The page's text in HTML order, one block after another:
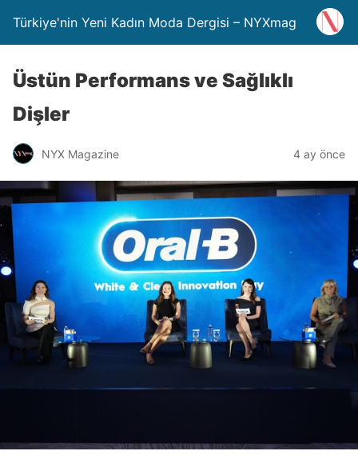
Türkiye'nin Yeni Kadın Moda Dergisi – NYXmag
Üstün Performans ve Sağlıklı
Dişler
NYX Magazine 4 ay önce